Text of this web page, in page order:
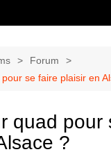
Forum
se faire plaisir en
quad pour
?